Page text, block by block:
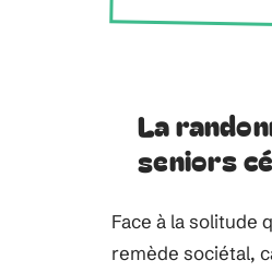
La
seniors
Face à la solitude
remède sociétal,